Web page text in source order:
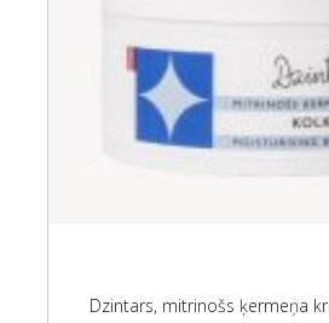
Dzintars, mitrinošs ķermeņa